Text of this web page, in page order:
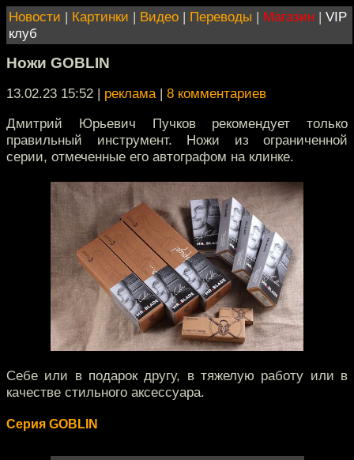
Новости | Картинки | Видео | Переводы | Магазин | VIP
клуб
Ножи GOBLIN
13.02.23 15:52 | реклама| 8 комментариев
Дмитрий Юрьевич Пучков рекомендует только
правильный инструмент. Ножи из ограниченной
серии, отмеченные его автографом на клинке.
Себе или в подарок другу, в тяжелую работу или в
качестве стильного аксессуара.
Серия GOBLIN